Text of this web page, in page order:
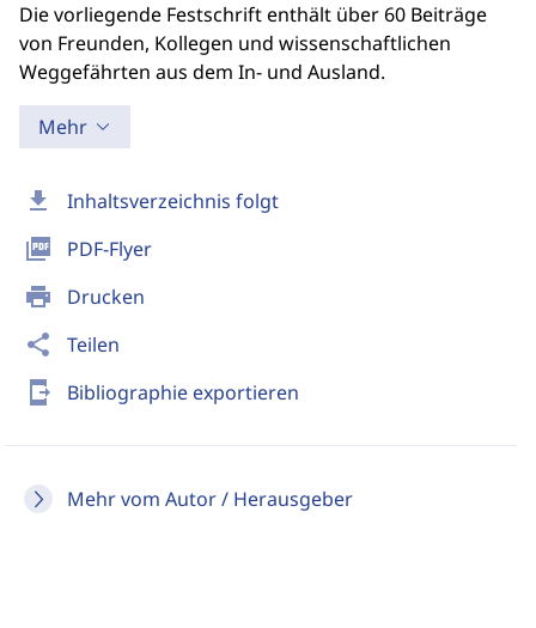
download Inhaltsverzeichnis folgt
picture_as_pdf PDF-Flyer
print Drucken
share Teilen
send_to_mobile Bibliographie exportieren
Mehr vom Autor / Herausgeber
Die vorliegende Festschrift enthält über 60 Beiträge
von Freunden, Kollegen und wissenschaftlichen
Weggefährten aus dem In- und Ausland.
Mehr